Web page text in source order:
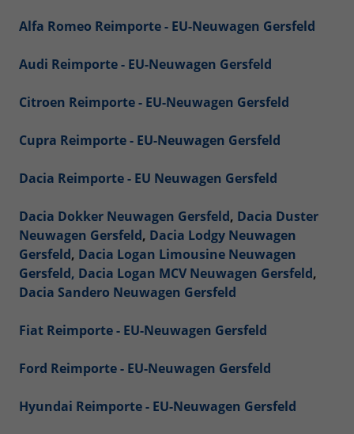
Alfa Romeo Reimporte - EU-Neuwagen Gersfeld
Audi Reimporte - EU-Neuwagen Gersfeld
Citroen Reimporte - EU-Neuwagen Gersfeld
Cupra Reimporte - EU-Neuwagen Gersfeld
Dacia Reimporte - EU Neuwagen Gersfeld
Dacia Dokker Neuwagen Gersfeld, Dacia Duster
Neuwagen Gersfeld, Dacia Lodgy Neuwagen
Gersfeld, Dacia Logan Limousine Neuwagen
Gersfeld, Dacia Logan MCV Neuwagen Gersfeld,
Dacia Sandero Neuwagen Gersfeld
Fiat Reimporte - EU-Neuwagen Gersfeld
Ford Reimporte - EU-Neuwagen Gersfeld
Hyundai Reimporte - EU-Neuwagen Gersfeld